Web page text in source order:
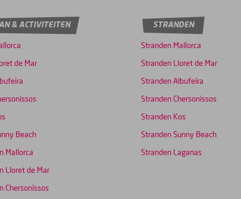
& ACTIVITEITEN
de Mar
Beach
Mallorca
Lloret de Mar
Chersonissos
STRANDEN
Stranden Mallorca
Stranden Lloret de Mar
Stranden Albufeira
Stranden Chersonissos
Stranden Kos
Stranden Sunny Beach
Stranden Laganas